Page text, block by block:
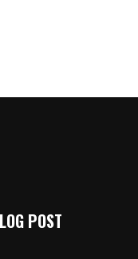
POST